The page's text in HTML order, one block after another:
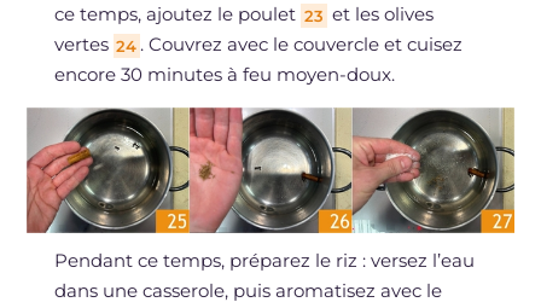
ce temps, ajoutez le poulet 23 et les olives
vertes 24 . Couvrez avec le couvercle et cuisez
encore 30 minutes à feu moyen-doux.
Pendant ce temps, préparez le riz : versez l’eau
dans une casserole, puis aromatisez avec le